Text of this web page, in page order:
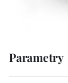
Parametry